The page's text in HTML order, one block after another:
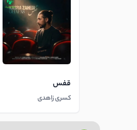
قفس
کسری زاهدی